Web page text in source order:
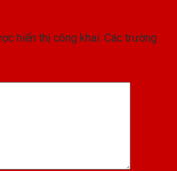
hiển thị công khai. Các trường